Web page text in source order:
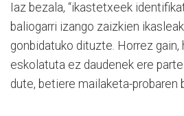
Iaz bezala, “ikastetxeek
baliogarri izango zaizkien
gonbidatuko dituzte. Horrez
eskolatuta ez daudenek ere
dute, betiere mailaketa-probaren